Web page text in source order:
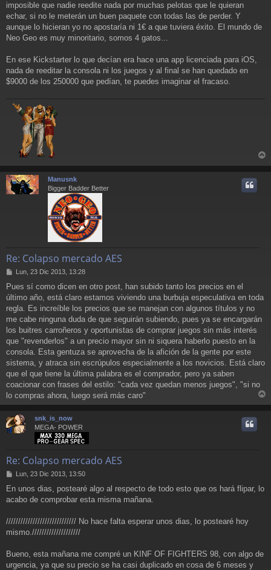
imposible que nadie reedite nada por muchas pelotas que le quieran
echar, si no le meterán un buen paquete con todas las de perder. Y
aunque lo hicieran yo no apostaría ni 1€ a que tuviera éxito. El mundo de
Neo Geo es muy minoritario, somos 4 gatos...
En ese Kickstarter lo que decían era hace una app licenciada para iOS,
nada de reeditar la consola ni los juegos y al final se han quedado en
$9000 de los 250000 que pedían, te puedes imaginar el fracaso.
r
Manusnk
Bigger Badder Better
Re: Colapso mercado AES
M
n
s
a
j
Lun, 23 Dic 2013, 13:28
Pues sí como dicen en otro post, han subido tanto los precios en el
último año, está claro estamos viviendo una burbuja especulativa en toda
regla. Es increíble los precios que se manejan con algunos títulos y no
me cabe ninguna duda de que seguirán subiendo, pues ya se encargarán
los buitres carroñeros y oportunistas de comprar juegos sin más interés
que "revenderlos" a un precio mayor sin ni siquera haberlo puesto en la
consola. Esta gentuza se aprovecha de la afición de la gente por este
sistema, y atraca sin escrúpulos especialmente a los novicios. Está claro
que el que tiene la última palabra es el comprador, pero ya saben
coacionar con frases del estilo: "cada vez quedan menos juegos", "si no
lo compras ahora, luego será más caro"
r
snk_is_now
MEGA- POWER
Re: Colapso mercado AES
M
n
s
j
e
Lun, 23 Dic 2013, 13:50
En unos dias, postearé algo al respecto de todo esto que os hará flipar, lo
acabo de comprobar esta misma mañana.
///////////////////////////// No hace falta esperar unos dias, lo postearé hoy
mismo.////////////////////
Bueno, esta mañana me compré un KINF OF FIGHTERS 98, con algo de
urgencia, ya que su precio se ha casi duplicado en cosa de 6 meses y